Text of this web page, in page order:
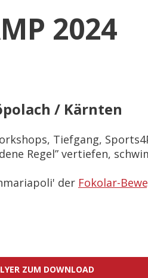
2024
/ Kärnten
Tiefgang,
Regel” vertiefen,
der Fokolar-
ZUM DOWNLOAD